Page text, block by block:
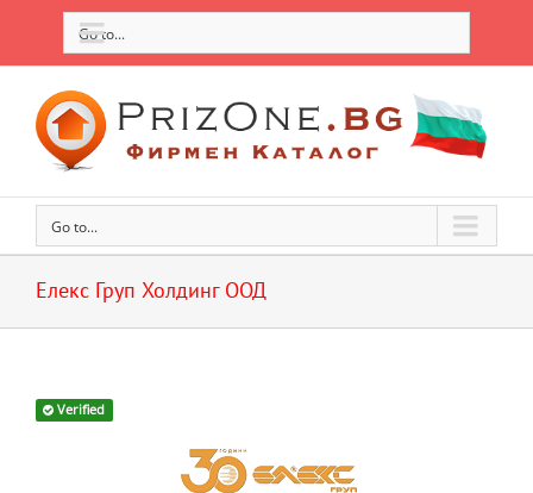
Go to...
Go to...
Елекс Груп Холдинг ООД
Verified